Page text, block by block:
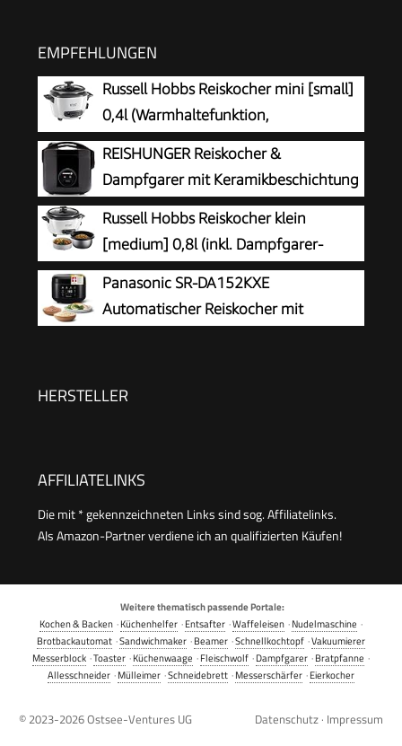
EMPFEHLUNGEN
Russell Hobbs Reiskocher mini [small]
0,4l (Warmhaltefunktion,
antihaftbeschichteter Gartopf, Reislöffel &
Messbecher, ideal auch für Quinoa & Couscous,
Reiswärmer) 27020-56
REISHUNGER Reiskocher &
Dampfgarer mit Keramikbeschichtung
– 1,2L – Schwarz
Russell Hobbs Reiskocher klein
[medium] 0,8l (inkl. Dampfgarer-
Einsatz, Warmhaltefunktion,
antihaftbeschichteter Gartopf, Reislöffel &
Messbecher) Schongarer für Gemüse & Fisch
Panasonic SR-DA152KXE
Automatischer Reiskocher mit
Warmhalten, Startverzögerung,
HERSTELLER
AFFILIATELINKS
Die mit * gekennzeichneten Links sind sog. Affiliatelinks.
Als Amazon-Partner verdiene ich an qualifizierten Käufen!
Weitere thematisch passende Portale:
Kochen & Backen ·Küchenhelfer ·Entsafter ·Waffeleisen ·Nudelmaschine ·
Brotbackautomat ·Sandwichmaker ·Beamer ·Schnellkochtopf ·Vakuumierer
Messerblock ·Toaster ·Küchenwaage ·Fleischwolf ·Dampfgarer ·Bratpfanne ·
Allesschneider ·Mülleimer ·Schneidebrett ·Messerschärfer ·Eierkocher
© 2023-2026Ostsee-Ventures UG Datenschutz · Impressum